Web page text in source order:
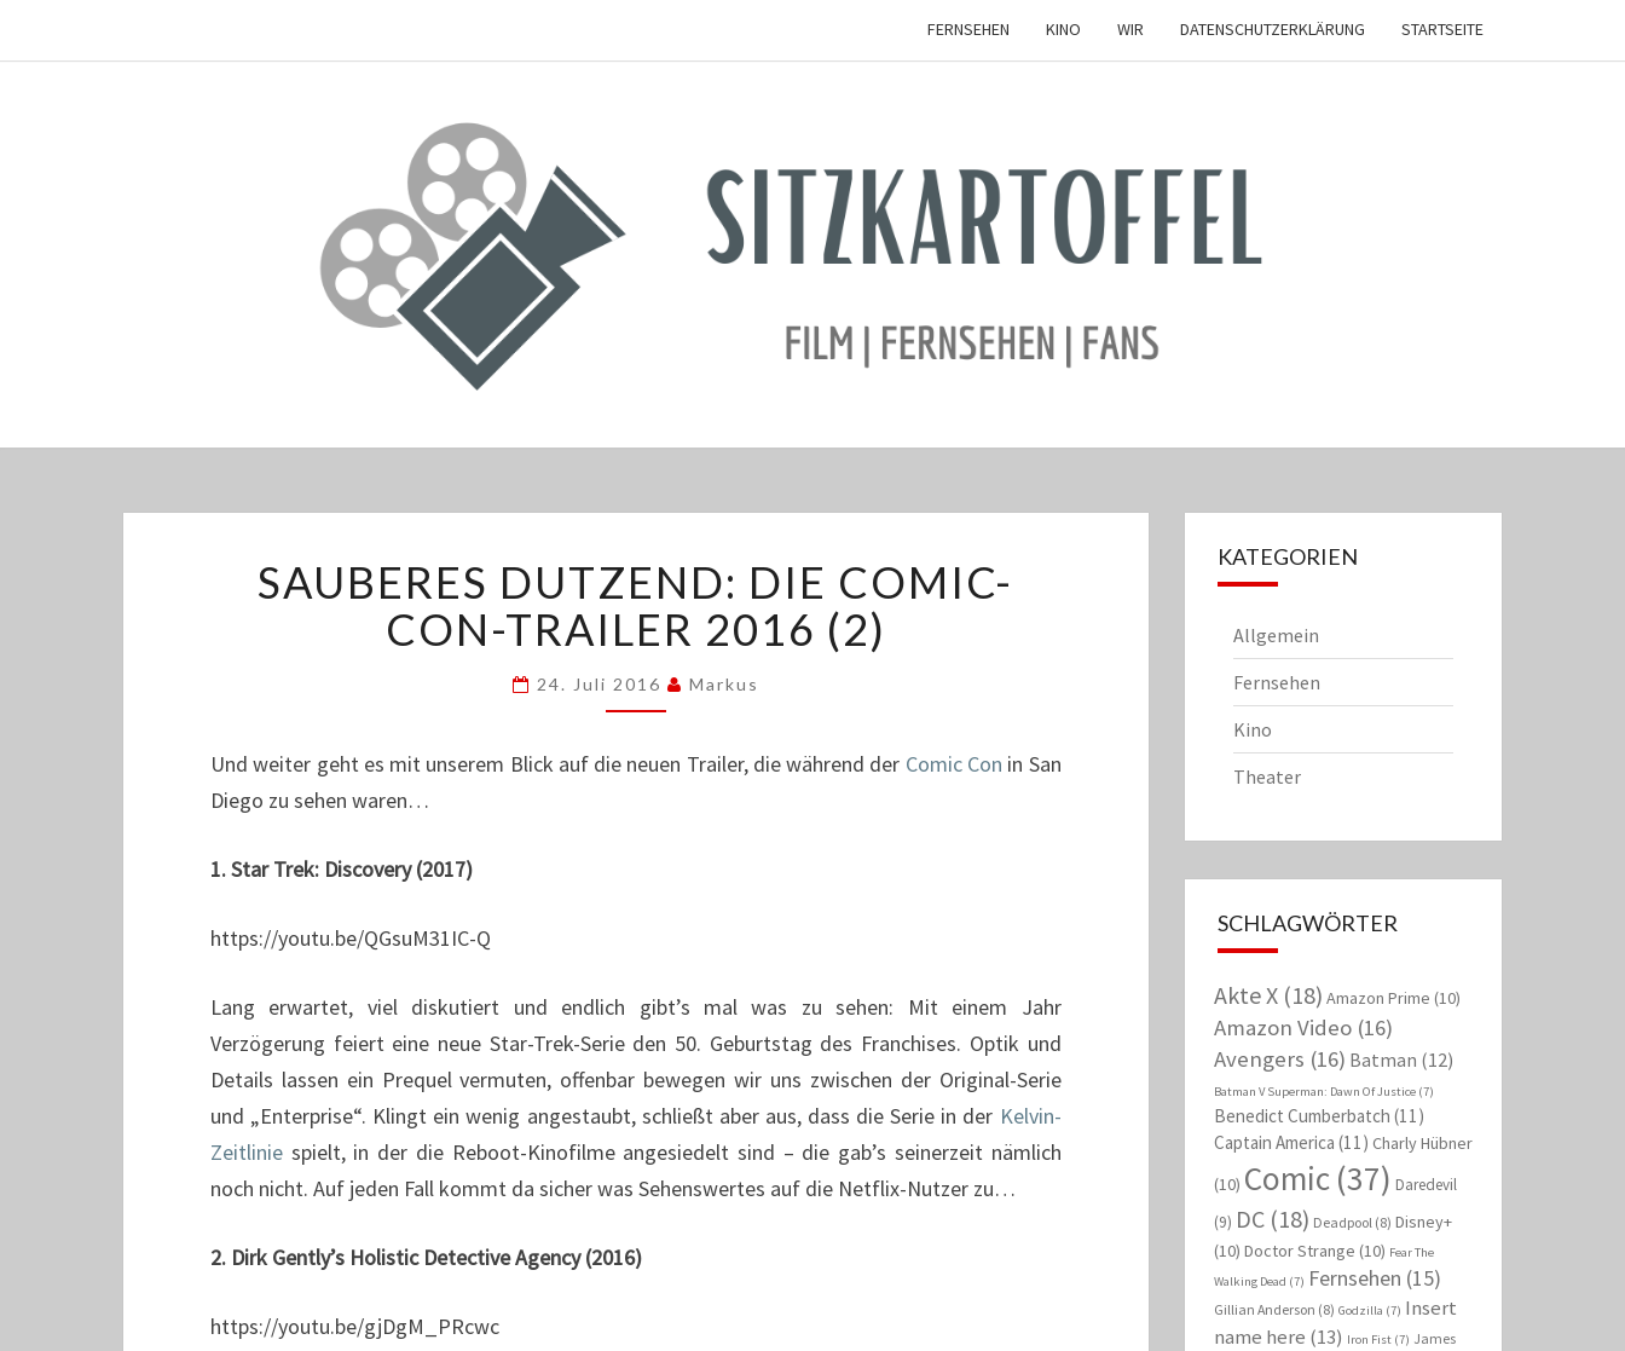
FERNSEHEN KINO WIR DATENSCHUTZERKLÄRUNG STARTSEITE
DUTZEND:
DIE
COMIC-
TRAILER
(2)
SAUBERES DUTZEND: DIE COMIC-
CON-TRAILER 2016 (2)
24. Juli 2016 Markus
Und weiter geht es mit unserem Blick auf die neuen Trailer, die während der Comic Con in San
Diego zu sehen waren…
1. Star Trek: Discovery (2017)
https://youtu.be/QGsuM31IC-Q
Lang erwartet, viel diskutiert und endlich gibt’s mal was zu sehen: Mit einem Jahr
Verzögerung feiert eine neue Star-Trek-Serie den 50. Geburtstag des Franchises. Optik und
Details lassen ein Prequel vermuten, offenbar bewegen wir uns zwischen der Original-Serie
und „Enterprise“. Klingt ein wenig angestaubt, schließt aber aus, dass die Serie in der Kelvin-
Zeitlinie spielt, in der die Reboot-Kinofilme angesiedelt sind – die gab’s seinerzeit nämlich
noch nicht. Auf jeden Fall kommt da sicher was Sehenswertes auf die Netflix-Nutzer zu…
2. Dirk Gently’s Holistic Detective Agency (2016)
https://youtu.be/gjDgM_PRcwc
KATEGORIEN
Allgemein
Fernsehen
Kino
Theater
SCHLAGWÖRTER
Akte X(18) Amazon Prime (10)
Amazon Video(16)
Avengers (16) Batman (12)
Batman V Superman: Dawn Of Justice(7)
Benedict Cumberbatch (11)
Captain America (11) Charly Hübner
(10) Comic(37) Daredevil
(9) DC(18) Deadpool(8) Disney+
(10) Doctor Strange (10) Fear The
Walking Dead (7) Fernsehen (15)
Gillian Anderson (8) Godzilla (7) Insert
name here (13) Iron Fist(7) James